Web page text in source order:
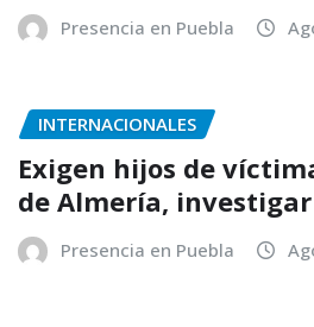
Presencia en Puebla
INTERNACIONALES
Exigen hijos de
de Almería,
Presencia en Puebla